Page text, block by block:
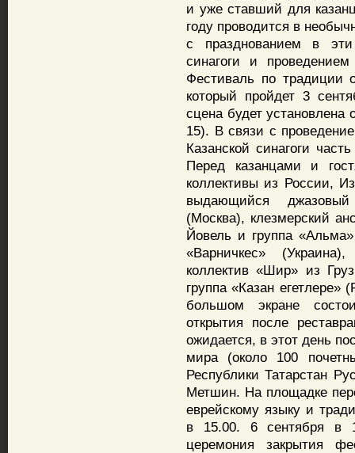
и уже ставший для
году проводится в
с празднованием в
синагоги и
Фестиваль по традиции
который пройдет 3
сцена будет установлена
15). В связи с
Казанской синагоги
Перед казанцами и
коллективы из России,
выдающийся
(Москва), клезмерский
Йовель и группа
«Варничкес»
коллектив «Шир» из
группа «Казан егетлере»
большом экране
открытия после
ожидается, в этот день
мира (около 100
Республики Татарстан
Метшин. На площадке
еврейскому языку и
в 15.00. 6 сентября в
церемония закрытия